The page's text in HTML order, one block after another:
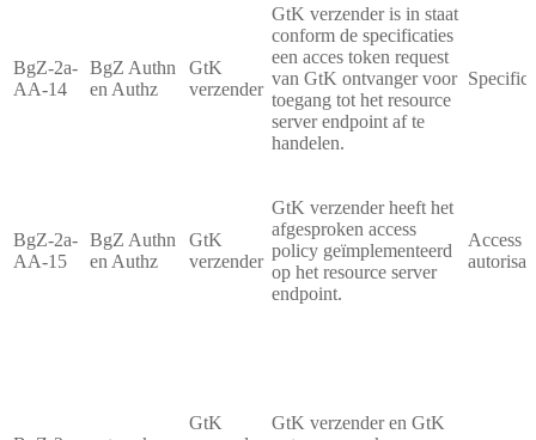
BgZ-2a-
AA-14
BgZ Authn
en Authz
GtK
verzender
GtK verzender is in staat
conform de specificaties
een acces token request
van GtK ontvanger voor
toegang tot het resource
server endpoint af te
handelen.
BgZ-2a-
AA-15
BgZ Authn
en Authz
GtK
verzender
GtK verzender heeft het
afgesproken access
policy geïmplementeerd
op het resource server
endpoint.
Access
GtK
GtK verzender en GtK